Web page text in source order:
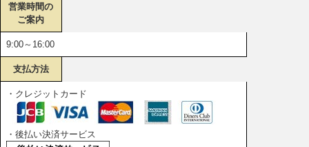
営業時間の
ご案内
9:00～16:00
支払方法
・クレジットカード
・後払い決済サービス